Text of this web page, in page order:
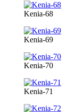
Kenia-68
Kenia-69
Kenia-70
Kenia-71